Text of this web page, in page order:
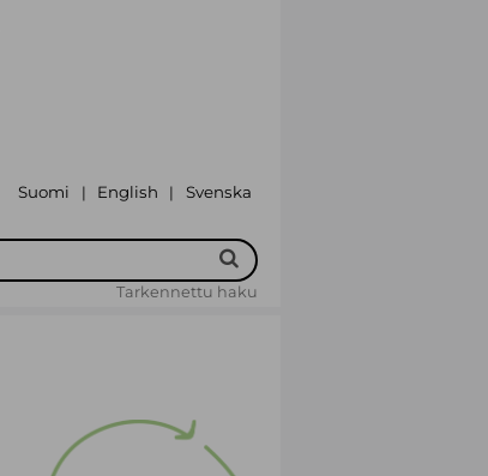
Suomi | English | Svenska
Tarkennettu haku